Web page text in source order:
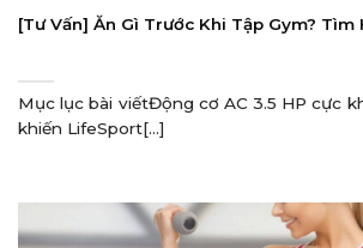
[Tư Vấn] Ăn Gì Trước Khi Tập Gym? Tìm
Mục lục bài viếtĐộng cơ AC 3.5 HP cực
khiến LifeSport[...]